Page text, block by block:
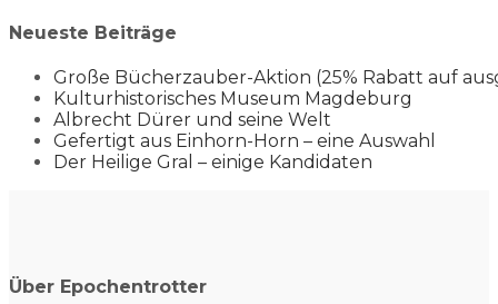
Neueste Beiträge
Große Bücherzauber-Aktion (25% Rabatt auf
Kulturhistorisches Museum Magdeburg
Albrecht Dürer und seine Welt
Gefertigt aus Einhorn-Horn – eine Auswahl
Der Heilige Gral – einige Kandidaten
Über Epochentrotter